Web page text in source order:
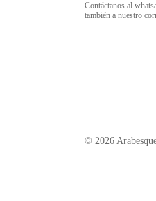
Contáctanos al
también a nuestro
© 2026